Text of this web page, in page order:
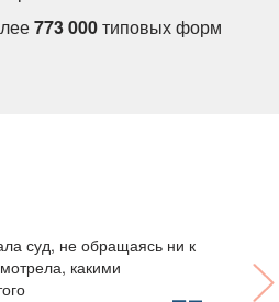
773 000типовых форм
суд, не обращаясь ни к
какими